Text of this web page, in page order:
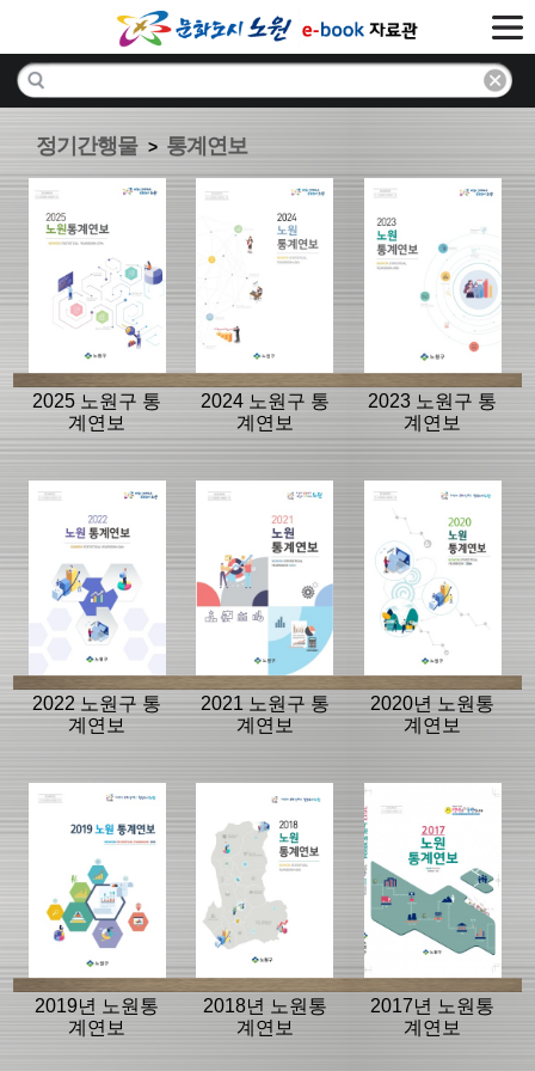
정기간행물 > 통계연보
2025 노원구 통
계연보
2024 노원구 통
계연보
2023 노원구 통
계연보
2022 노원구 통
계연보
2021 노원구 통
계연보
2020년 노원통
계연보
2019년 노원통
계연보
2018년 노원통
계연보
2017년 노원통
계연보